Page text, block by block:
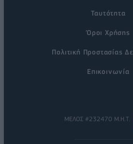
Ταυτότητα
Όροι Χρήσης
Πολιτική Προστασίας
Επικοινωνία
ΜΕΛΟΣ #232470 Μ.Η.Τ.